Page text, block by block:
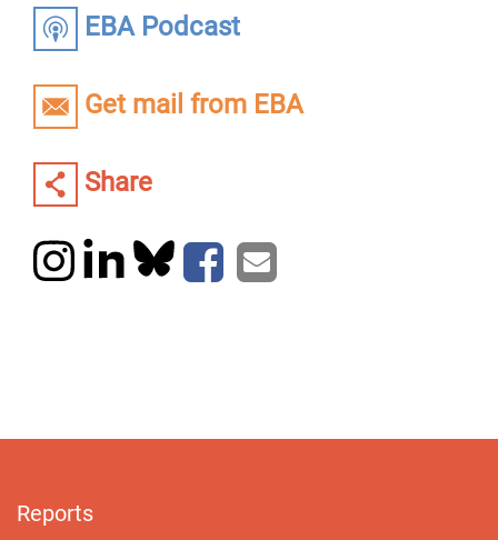
EBA Podcast
Get mail from EBA
Share
Reports